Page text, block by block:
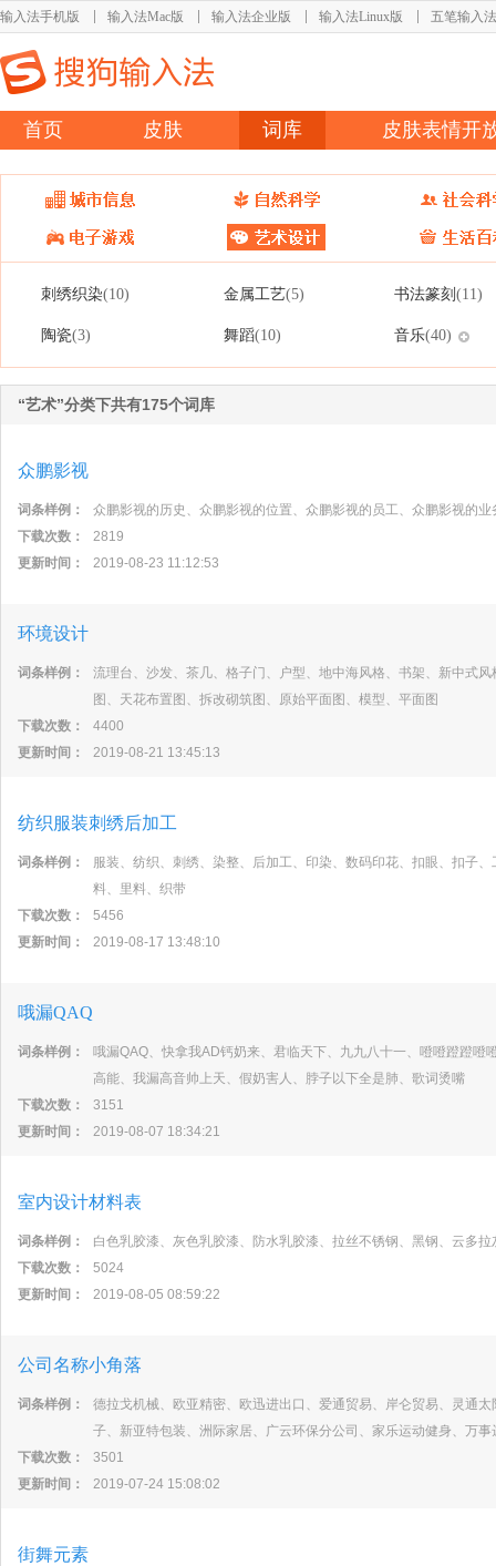
输入法手机版 输入法Mac版 输入法企业版 输入法Linux版 五笔输入法
首页 皮肤 词库 皮肤表情开
刺绣织染(10) 金属工艺(5) 书法篆刻 (11)
陶瓷(3) 舞蹈(10) 音乐(40)
“艺术”分类下共有175个词库
众鹏影视
词条样例：
众鹏影视的历史、众鹏影视的位置、众鹏影视的员工、众鹏影视的
下载次数：
2819
更新时间：
2019-08-23 11:12:53
环境设计
词条样例：
流理台、沙发、茶几、格子门、户型、地中海风格、书架、新中式
图、天花布置图、拆改砌筑图、原始平面图、模型、平面图
下载次数：
4400
更新时间：
2019-08-21 13:45:13
纺织服装刺绣后加工
词条样例：
服装、纺织、刺绣、染整、后加工、印染、数码印花、扣眼、扣子
料、里料、织带
下载次数：
5456
更新时间：
2019-08-17 13:48:10
哦漏QAQ
词条样例：
哦漏QAQ、快拿我AD钙奶来、君临天下、九九八十一、噔噔蹬蹬
高能、我漏高音帅上天、假奶害人、脖子以下全是肺、歌词烫嘴
下载次数：
3151
更新时间：
2019-08-07 18:34:21
室内设计材料表
词条样例：
白色乳胶漆、灰色乳胶漆、防水乳胶漆、拉丝不锈钢、黑钢、云多拉
下载次数：
5024
更新时间：
2019-08-05 08:59:22
公司名称小角落
词条样例：
德拉戈机械、欧亚精密、欧迅进出口、爱通贸易、岸仑贸易、灵通
子、新亚特包装、洲际家居、广云环保分公司、家乐运动健身、万
下载次数：
3501
更新时间：
2019-07-24 15:08:02
街舞元素